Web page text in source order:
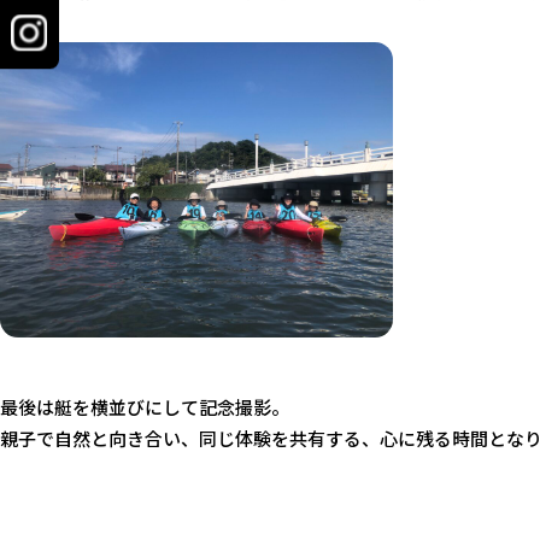
最後は艇を横並びにして記念撮影。
親子で自然と向き合い、同じ体験を共有する、心に残る時間となり